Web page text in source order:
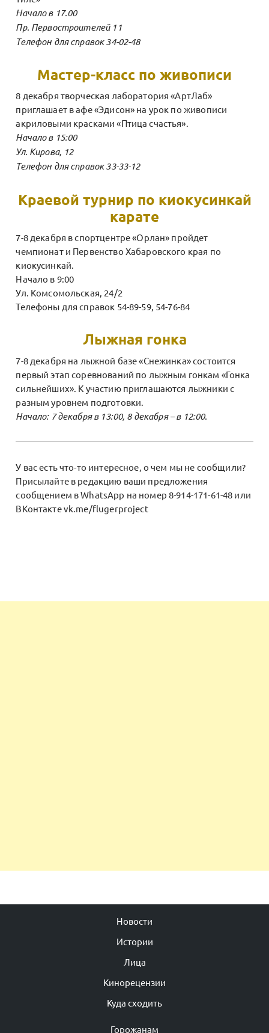
Начало в 17.00
Пр. Первостроителей 11
Телефон для справок 34-02-48
Мастер-класс по живописи
8 декабря творческая лаборатория «АртЛаб»
приглашает в афе «Эдисон» на урок по живописи
акриловыми красками «Птица счастья».
Начало в 15:00
Ул. Кирова, 12
Телефон для справок 33-33-12
Краевой турнир по киокусинкай
карате
7-8 декабря в спортцентре «Орлан» пройдет
чемпионат и Первенство Хабаровского края по
киокусинкай.
Начало в 9:00
Ул. Комсомольская, 24/2
Телефоны для справок 54-89-59, 54-76-84
Лыжная гонка
7-8 декабря на лыжной базе «Снежинка» состоится
первый этап соревнований по лыжным гонкам «Гонка
сильнейших». К участию приглашаются лыжники с
разным уровнем подготовки.
Начало: 7 декабря в 13:00, 8 декабря – в 12:00.
У вас есть что-то интересное, о чем мы не сообщили?
Присылайте в редакцию ваши предложения
сообщением в WhatsApp на номер 8-914-171-61-48 или
ВКонтакте vk.me/flugerproject
Новости
Истории
Лица
Кинорецензии
Куда сходить
Горожанам